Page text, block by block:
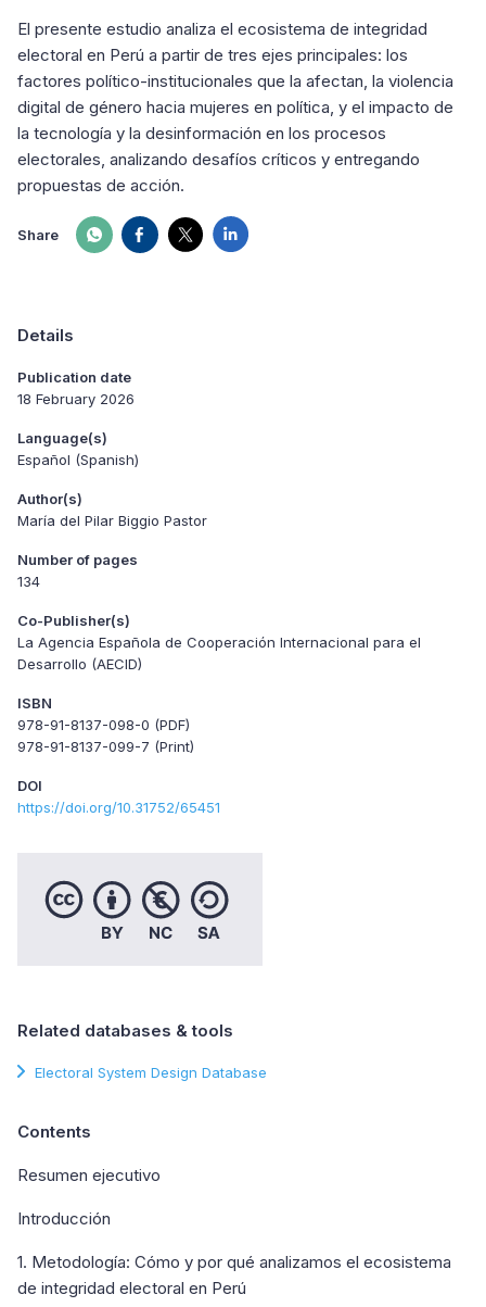
El presente estudio analiza el ecosistema de integridad
electoral en Perú a partir de tres ejes principales: los
factores político-institucionales que la afectan, la violencia
digital de género hacia mujeres en política, y el impacto de
la tecnología y la desinformación en los procesos
electorales, analizando desafíos críticos y entregando
propuestas de acción.
Share
Details
Publication date
18 February 2026
Language(s)
Español (Spanish)
Author(s)
María del Pilar Biggio Pastor
Number of pages
134
Co-Publisher(s)
La Agencia Española de Cooperación Internacional para el
Desarrollo (AECID)
ISBN
978-91-8137-098-0 (PDF)
978-91-8137-099-7 (Print)
DOI
https://doi.org/10.31752/65451
Related databases & tools
Electoral System Design Database
Contents
Resumen ejecutivo
Introducción
1. Metodología: Cómo y por qué analizamos el ecosistema
de integridad electoral en Perú